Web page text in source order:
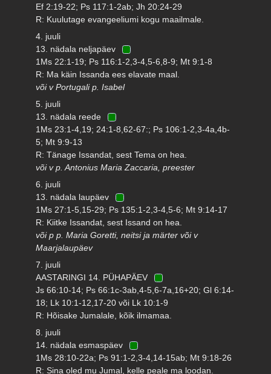
Ef 2:19-22; Ps 117:1-2ab; Jh 20:24-29
R: Kuulutage evangeeliumi kogu maailmale.
4. juuli
13. nädala neljapäev
1Ms 22:1-19; Ps 116:1-2,3-4,5-6,8-9; Mt 9:1-8
R: Ma käin Issanda ees elavate maal.
või v Portugali p. Isabel
5. juuli
13. nädala reede
1Ms 23:1-4,19; 24:1-8,62-67:; Ps 106:1-2,3-4a,4b-
5; Mt 9:9-13
R: Tänage Issandat, sest Tema on hea.
või v p. Antonius Maria Zaccaria, preester
6. juuli
13. nädala laupäev
1Ms 27:1-5,15-29; Ps 135:1-2,3-4,5-6; Mt 9:14-17
R: Kiitke Issandat, sest Issand on hea.
või p p. Maria Goretti, neitsi ja märter või v
Maarjalaupäev
7. juuli
AASTARINGI 14. PÜHAPÄEV
Js 66:10-14; Ps 66:1c-3ab,4-5,6-7a,16+20; Gl 6:14-
18; Lk 10:1-12,17-20 või Lk 10:1-9
R: Hõisake Jumalale, kõik ilmamaa.
8. juuli
14. nädala esmaspäev
1Ms 28:10-22a; Ps 91:1-2,3-4,14-15ab; Mt 9:18-26
R: Sina oled mu Jumal, kelle peale ma loodan.